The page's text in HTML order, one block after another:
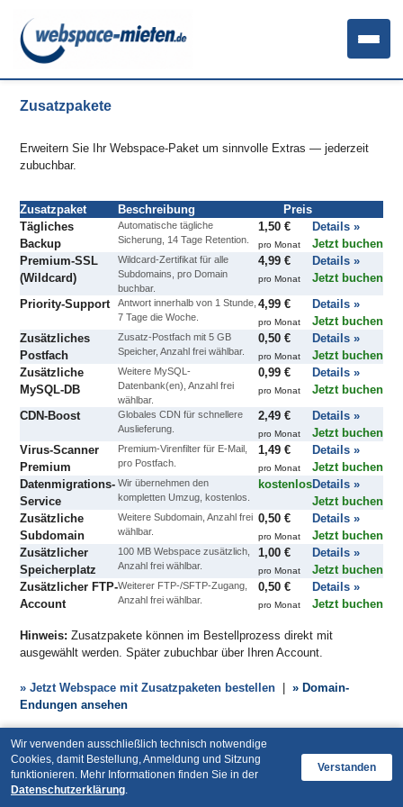
Zusatzpakete
Erweitern Sie Ihr Webspace-Paket um sinnvolle Extras — jederzeit
zubuchbar.
Zusatzpaket Beschreibung
Preis
Tägliches
Backup
Automatische tägliche
Sicherung, 14 Tage Retention.
1,50 €
pro Monat
Details »
Jetzt buchen
Premium-SSL
(Wildcard)
Wildcard-Zertifikat für alle
Subdomains, pro Domain
buchbar.
4,99 €
pro Monat
Details »
Jetzt buchen
Priority-Support
Antwort innerhalb von 1 Stunde,
7 Tage die Woche.
4,99 €
pro Monat
Details »
Jetzt buchen
Zusätzliches
Postfach
Zusatz-Postfach mit 5 GB
Speicher, Anzahl frei wählbar.
0,50 €
pro Monat
Details »
Jetzt buchen
Zusätzliche
MySQL-DB
Weitere MySQL-
Datenbank(en), Anzahl frei
wählbar.
0,99 €
pro Monat
Details »
Jetzt buchen
CDN-Boost
Globales CDN für schnellere
Auslieferung.
2,49 €
pro Monat
Details »
Jetzt buchen
Virus-Scanner
Premium
Premium-Virenfilter für E-Mail,
pro Postfach.
1,49 €
pro Monat
Details »
Jetzt buchen
Datenmigrations-
Service
Wir übernehmen den
kompletten Umzug, kostenlos.
kostenlosDetails »
Jetzt buchen
Zusätzliche
Subdomain
Weitere Subdomain, Anzahl frei
wählbar.
0,50 €
pro Monat
Details »
Jetzt buchen
Zusätzlicher
Speicherplatz
100 MB Webspace zusätzlich,
Anzahl frei wählbar.
1,00 €
pro Monat
Details »
Jetzt buchen
Zusätzlicher FTP-
Account
Weiterer FTP-/SFTP-Zugang,
Anzahl frei wählbar.
0,50 €
pro Monat
Details »
Jetzt buchen
Hinweis: Zusatzpakete können im Bestellprozess direkt mit
ausgewählt werden. Später zubuchbar über Ihren Account.
» Jetzt Webspace mit Zusatzpaketen bestellen
» Domain-
Endungen ansehen
Wir verwenden ausschließlich technisch notwendige
Cookies, damit Bestellung, Anmeldung und Sitzung
funktionieren. Mehr Informationen finden Sie in der
Datenschutzerklärung.
Verstanden